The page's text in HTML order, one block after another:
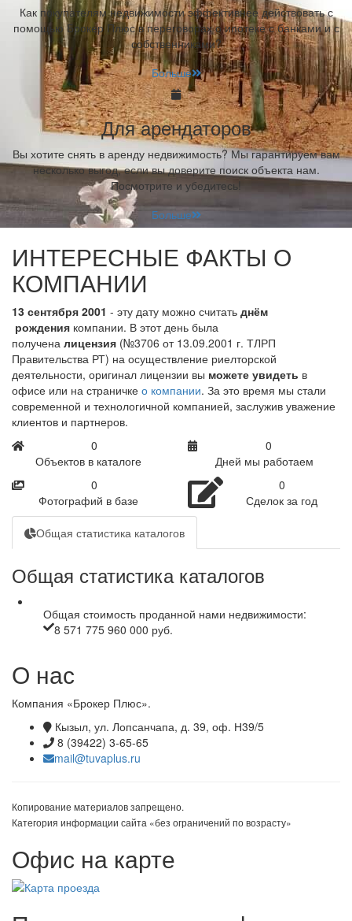
Как покупателям недвижимости эффективнее действовать с
помощью Брокер Плюс в переговорах о ипотеке с банками и с
собственниками?
Больше
Для арендаторов
Вы хотите снять в аренду недвижимость? Мы гарантируем вам
несколько выгод, если вы доверите поиск объекта нам.
Посмотрите и убедитесь!
Больше
ИНТЕРЕСНЫЕ ФАКТЫ О
КОМПАНИИ
13 сентября 2001 - эту дату можно считать днём
рождения компании. В этот день была
получена лицензия (№3706 от 13.09.2001 г. ТЛРП
Правительства РТ) на осуществление риелторской
деятельности, оригинал лицензии вы можете увидеть в
офисе или на страничке о компании. За это время мы стали
современной и технологичной компанией, заслужив уважение
клиентов и партнеров.
0
Объектов в каталоге
0
Дней мы работаем
0
Фотографий в базе
0
Сделок за год
Общая статистика каталогов
Общая статистика каталогов
Общая стоимость проданной нами недвижимости:
8 571 775 960 000 руб.
О нас
Компания «Брокер Плюс».
Кызыл, ул. Лопсанчапа, д. 39, оф. Н39/5
8 (39422) 3-65-65
mail@tuvaplus.ru
Копирование материалов запрещено.
Категория информации сайта «без ограничений по возрасту»
Офис на карте